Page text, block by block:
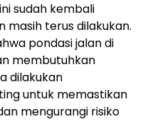
sudah kembali
masih terus dilakukan.
pondasi jalan di
membutuhkan
dilakukan
untuk memastikan
mengurangi risiko